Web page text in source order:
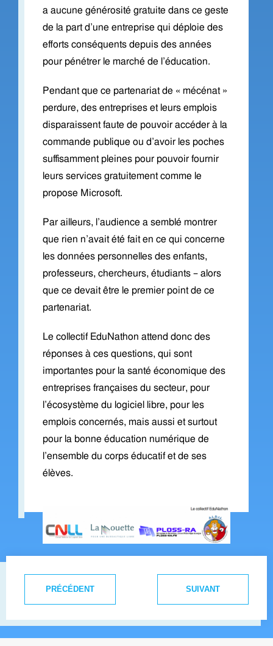
a aucune générosité gratuite dans ce geste
de la part d’une entreprise qui déploie des
efforts conséquents depuis des années
pour pénétrer le marché de l’éducation.
Pendant que ce partenariat de « mécénat »
perdure, des entreprises et leurs emplois
disparaissent faute de pouvoir accéder à la
commande publique ou d’avoir les poches
suffisamment pleines pour pouvoir fournir
leurs services gratuitement comme le
propose Microsoft.
Par ailleurs, l’audience a semblé montrer
que rien n’avait été fait en ce qui concerne
les données personnelles des enfants,
professeurs, chercheurs, étudiants – alors
que ce devait être le premier point de ce
partenariat.
Le collectif EduNathon attend donc des
réponses à ces questions, qui sont
importantes pour la santé économique des
entreprises françaises du secteur, pour
l’écosystème du logiciel libre, pour les
emplois concernés, mais aussi et surtout
pour la bonne éducation numérique de
l’ensemble du corps éducatif et de ses
élèves.
PRÉCÉDENT SUIVANT